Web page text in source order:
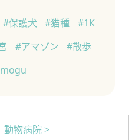
#保護犬 #猫種
#1K
#アマゾン
#散歩
動物病院 >